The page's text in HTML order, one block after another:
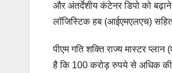
और अंतर्देशीय कंटेनर डिपो को
लॉजिस्टिक हब (आईएमएलएच)
पीएम गति शक्ति राज्य मास्टर प्लान
है कि 100 करोड़ रुपये से अधिक की